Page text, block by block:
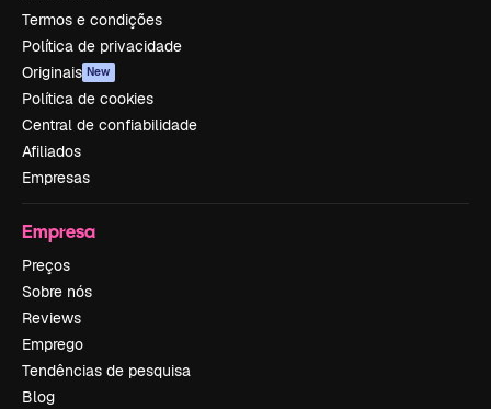
Termos e condições
Política de privacidade
Originais New
Política de cookies
Central de confiabilidade
Afiliados
Empresas
Empresa
Preços
Sobre nós
Reviews
Emprego
Tendências de pesquisa
Blog